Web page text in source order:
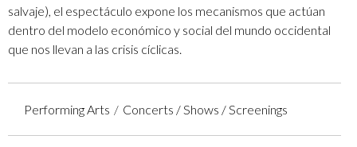
salvaje), el espectáculo expone los mecanismos que actúan
dentro del modelo económico y social del mundo occidental
que nos llevan a las crisis cíclicas.
Performing Arts Concerts / Shows / Screenings